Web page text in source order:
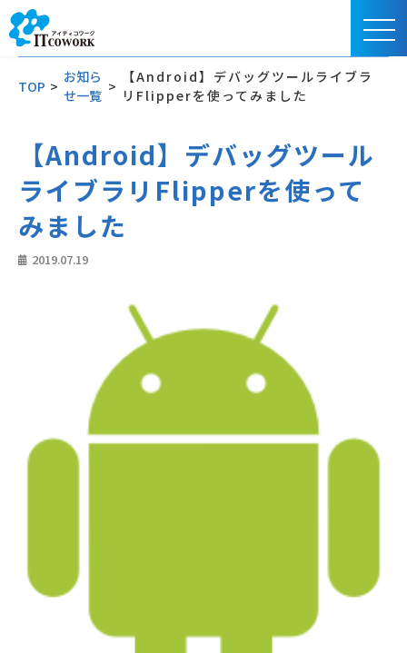
TOP >
お知ら
せ一覧
>
【Android】デバッグツールライブラ
リFlipperを使ってみました
【Android】デバッグツール
ライブラリFlipperを使って
みました
2019.07.19